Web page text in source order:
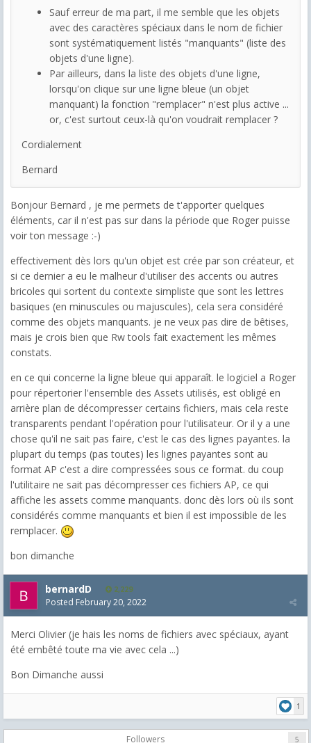
Sauf erreur de ma part, il me semble que les objets
avec des caractères spéciaux dans le nom de fichier
sont systématiquement listés "manquants" (liste des
objets d'une ligne).
Par ailleurs, dans la liste des objets d'une ligne,
lorsqu'on clique sur une ligne bleue (un objet
manquant) la fonction "remplacer" n'est plus active ...
or, c'est surtout ceux-là qu'on voudrait remplacer ?
Cordialement
Bernard
Bonjour Bernard , je me permets de t'apporter quelques
éléments, car il n'est pas sur dans la période que Roger puisse
voir ton message :-)
effectivement dès lors qu'un objet est crée par son créateur, et
si ce dernier a eu le malheur d'utiliser des accents ou autres
bricoles qui sortent du contexte simpliste que sont les lettres
basiques (en minuscules ou majuscules), cela sera considéré
comme des objets manquants. je ne veux pas dire de bêtises,
mais je crois bien que Rw tools fait exactement les mêmes
constats.
en ce qui concerne la ligne bleue qui apparaît. le logiciel a Roger
pour répertorier l'ensemble des Assets utilisés, est obligé en
arrière plan de décompresser certains fichiers, mais cela reste
transparents pendant l'opération pour l'utilisateur. Or il y a une
chose qu'il ne sait pas faire, c'est le cas des lignes payantes. la
plupart du temps (pas toutes) les lignes payantes sont au
format AP c'est a dire compressées sous ce format. du coup
l'utilitaire ne sait pas décompresser ces fichiers AP, ce qui
affiche les assets comme manquants. donc dès lors où ils sont
considérés comme manquants et bien il est impossible de les
remplacer.
bon dimanche
bernardD 2,229
Posted February 20, 2022
Merci Olivier (je hais les noms de fichiers avec spéciaux, ayant
été embêté toute ma vie avec cela ...)
Bon Dimanche aussi
1
Followers 5